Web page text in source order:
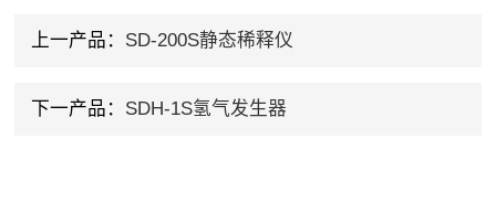
上一产品： SD-200S静态稀释仪
下一产品： SDH-1S氢气发生器